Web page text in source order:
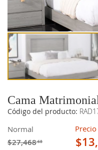
Cama
Código del producto:
Normal
$27,468.68
imágenes
imágenes